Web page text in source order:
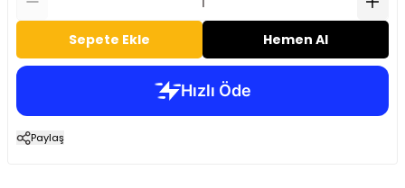
Sepete Ekle Hemen Al
Paylaş